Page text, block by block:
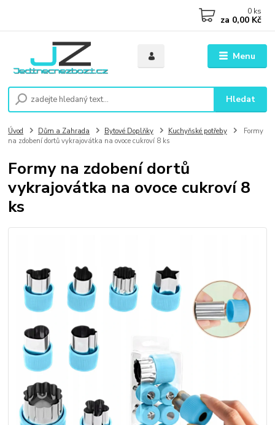
Menu
Hledat
0 ks
za 0,00 Kč
Úvod Dům a Zahrada Bytové Doplňky Kuchyňské potřeby
Formy
na zdobení dortů vykrajovátka na ovoce cukroví 8 ks
Formy na zdobení dortů
vykrajovátka na ovoce cukroví 8
ks